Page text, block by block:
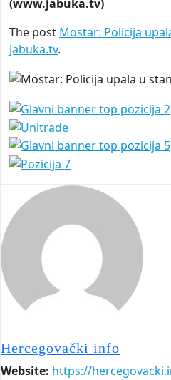
(www.jabuka.tv)
The post Mostar: Policija
Jabuka.tv.
Hercegovački info
Website: https://